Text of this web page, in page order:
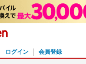
ログイン 会員登録